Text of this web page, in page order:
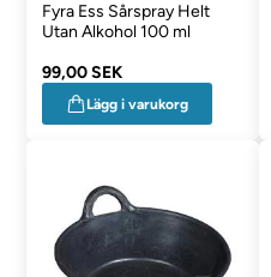
Fyra Ess Sårspray Helt
Utan Alkohol 100 ml
99,00 SEK
Lägg i varukorg